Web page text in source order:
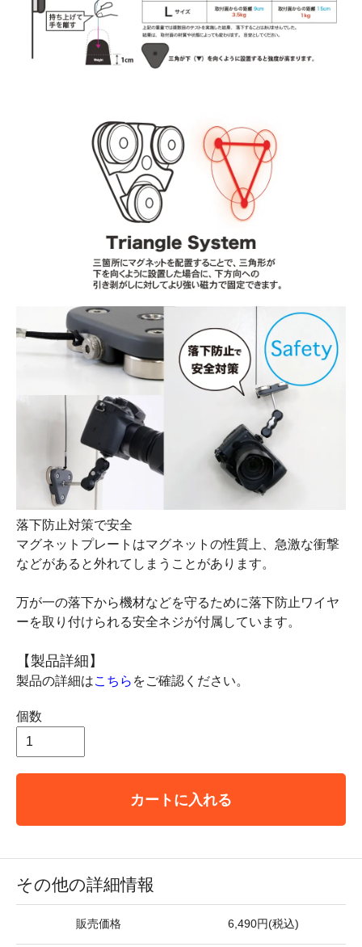
落下防止対策で安全
マグネットプレートはマグネットの性質上、急激な衝撃
などがあると外れてしまうことがあります。
万が一の落下から機材などを守るために落下防止ワイヤ
ーを取り付けられる安全ネジが付属しています。
【製品詳細】
製品の詳細はこちら をご確認ください。
個数
カートに入れる
その他の詳細情報
販売価格 6,490円(税込)